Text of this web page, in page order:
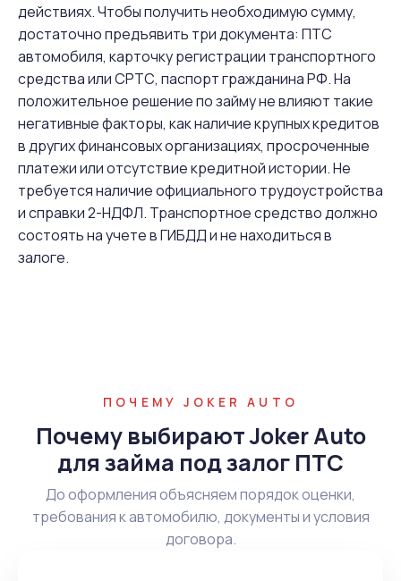
действиях. Чтобы получить необходимую сумму,
достаточно предъявить три документа: ПТС
автомобиля, карточку регистрации транспортного
средства или СРТС, паспорт гражданина РФ. На
положительное решение по займу не влияют такие
негативные факторы, как наличие крупных кредитов
в других финансовых организациях, просроченные
платежи или отсутствие кредитной истории. Не
требуется наличие официального трудоустройства
и справки 2-НДФЛ. Транспортное средство должно
состоять на учете в ГИБДД и не находиться в
залоге.
ПОЧЕМУ JOKER AUTO
Почему выбирают Joker Auto
для займа под залог ПТС
До оформления объясняем порядок оценки,
требования к автомобилю, документы и условия
договора.